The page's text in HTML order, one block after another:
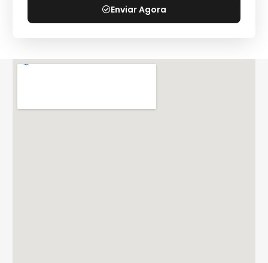
Enviar Agora